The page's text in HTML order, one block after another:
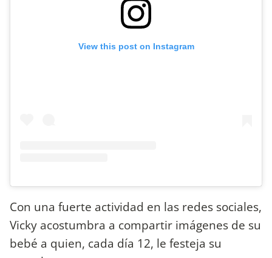
View this post on Instagram
Con una fuerte actividad en las redes sociales,
Vicky acostumbra a compartir imágenes de su
bebé a quien, cada día 12, le festeja su